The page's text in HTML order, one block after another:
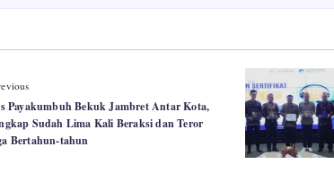
Payakumbuh Bekuk Jambret Antar Kota,
Sudah Lima Kali Beraksi dan Teror
Bertahun-tahun